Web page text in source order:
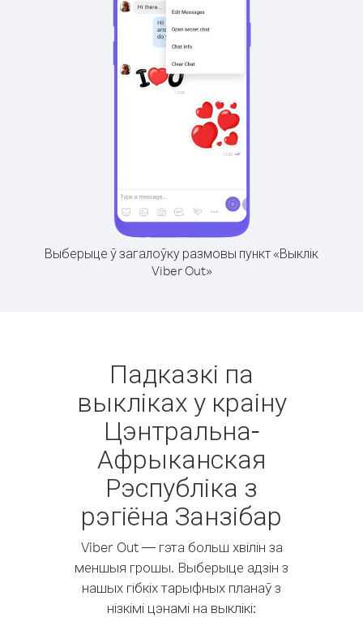
Выберыце ў загалоўку размовы пункт «Выклік
Viber Out»
Падказкі па
выкліках у краіну
Цэнтральна-
Афрыканская
Рэспубліка з
рэгіёна Занзібар
Viber Out — гэта больш хвілін за
меншыя грошы. Выберыце адзін з
нашых гібкіх тарыфных планаў з
нізкімі цэнамі на выклікі: